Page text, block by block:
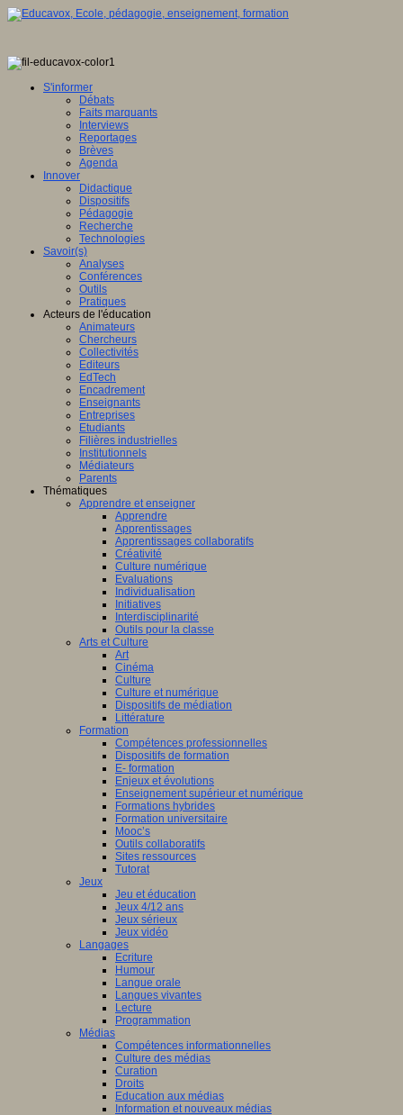
S'informer
Débats
Faits marquants
Interviews
Reportages
Brèves
Agenda
Innover
Didactique
Dispositifs
Pédagogie
Recherche
Technologies
Savoir(s)
Analyses
Conférences
Outils
Pratiques
Acteurs de l'éducation
Animateurs
Chercheurs
Collectivités
Editeurs
EdTech
Encadrement
Enseignants
Entreprises
Etudiants
Filières industrielles
Institutionnels
Médiateurs
Parents
Thématiques
Apprendre et enseigner
Apprendre
Apprentissages
Apprentissages collaboratifs
Créativité
Culture numérique
Evaluations
Individualisation
Initiatives
Interdisciplinarité
Outils pour la classe
Arts et Culture
Art
Cinéma
Culture
Culture et numérique
Dispositifs de médiation
Littérature
Formation
Compétences professionnelles
Dispositifs de formation
E- formation
Enjeux et évolutions
Enseignement supérieur et numérique
Formations hybrides
Formation universitaire
Mooc’s
Outils collaboratifs
Sites ressources
Tutorat
Jeux
Jeu et éducation
Jeux 4/12 ans
Jeux sérieux
Jeux vidéo
Langages
Ecriture
Humour
Langue orale
Langues vivantes
Lecture
Programmation
Médias
Compétences informationnelles
Culture des médias
Curation
Droits
Education aux médias
Information et nouveaux médias